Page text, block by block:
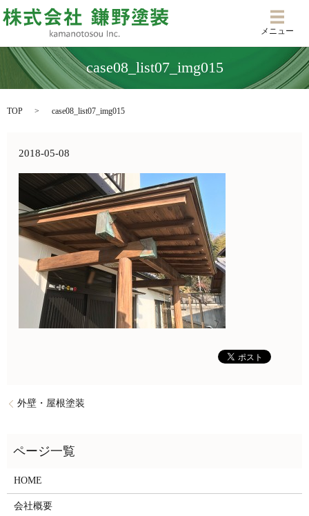
メニ
メニュー
case08_list07_img015
TOP case08_list07_img015
2018-05-08
外壁・屋根塗装
HOME
会社概要